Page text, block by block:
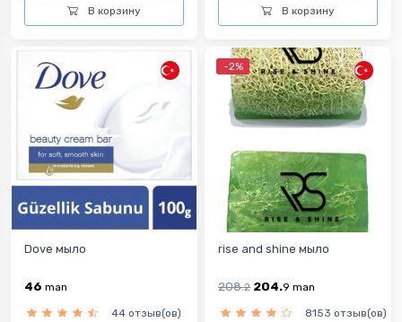
В корзину В корзину
Dove мыло
46 man
44 отзыв(ов)
-2%
rise and shine мыло
208.2 204.9 man
8153 отзыв(ов)